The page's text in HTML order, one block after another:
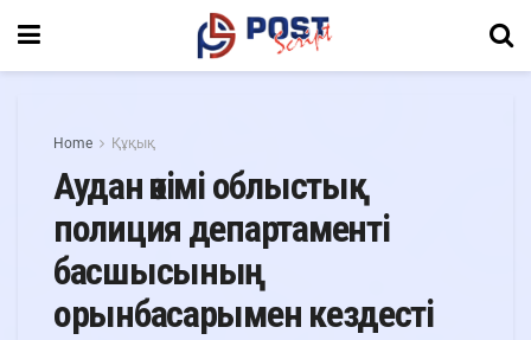
Home Құқық
Аудан әкімі облыстық
полиция департаменті
басшысының
орынбасарымен кездесті